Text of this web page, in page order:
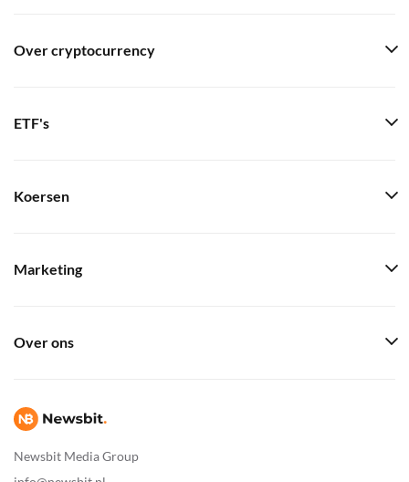
Newsbit Media Group
Over cryptocurrency
ETF's
Koersen
Marketing
Over ons